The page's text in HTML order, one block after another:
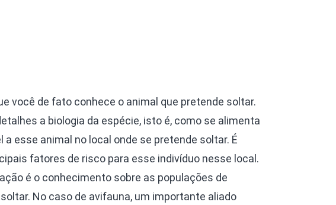
você de fato conhece o animal que pretende soltar.
a biologia da espécie, isto é, como se alimenta
esse animal no local onde se pretende soltar. É
fatores de risco para esse indivíduo nesse local.
é o conhecimento sobre as populações de
No caso de avifauna, um importante aliado